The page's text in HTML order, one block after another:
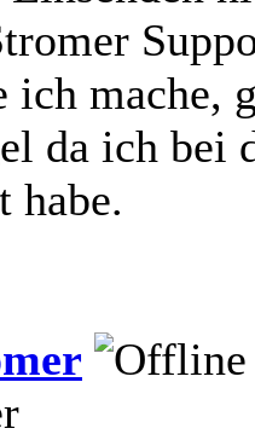
ich mache,
da ich bei
habe.